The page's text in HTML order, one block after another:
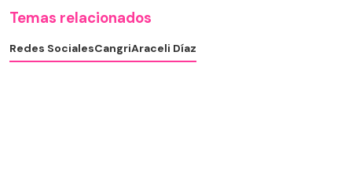
Temas relacionados
Redes SocialesCangriAraceli Díaz